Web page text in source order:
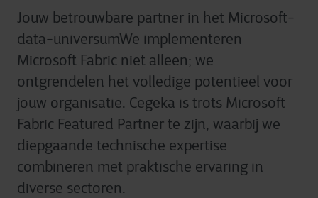
Jouw betrouwbare partner in het Microsoft-
data-universumWe implementeren
Microsoft Fabric niet alleen; we
ontgrendelen het volledige potentieel voor
jouw organisatie. Cegeka is trots Microsoft
Fabric Featured Partner te zijn, waarbij we
diepgaande technische expertise
combineren met praktische ervaring in
diverse sectoren.